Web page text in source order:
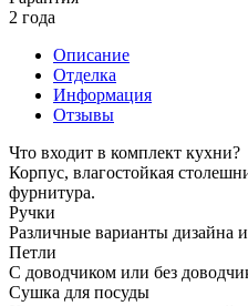
2 года
Описание
Отделка
Информация
Отзывы
Что входит в комплект кухни?
Корпус, влагостойкая
фурнитура.
Ручки
Различные варианты дизайна
Петли
С доводчиком или без
Сушка для посуды